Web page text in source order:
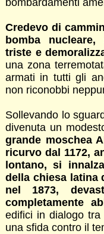
Credevo di
bomba
triste e
una zona
armati in tutti gli
non riconobbi
Sollevando lo
divenuta un
grande moschea
ricurvo dal 1172,
lontano, si
della chiesa latina
nel 1873,
completamente
edifici in dialogo
una sfida contro il